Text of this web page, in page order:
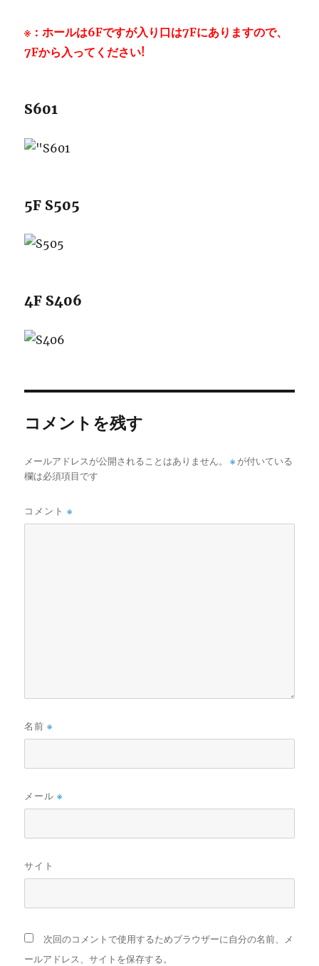
※：ホールは6Fですが入り口は7Fにありますので、
7Fから入ってください!
S601
5F S505
4F S406
コメントを残す
メールアドレスが公開されることはありません。 ※ が付いている
欄は必須項目です
コメント※
名前※
メール※
サイト
次回のコメントで使用するためブラウザーに自分の名前、メ
ールアドレス、サイトを保存する。